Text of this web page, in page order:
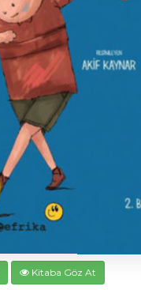
Kitaba Göz At